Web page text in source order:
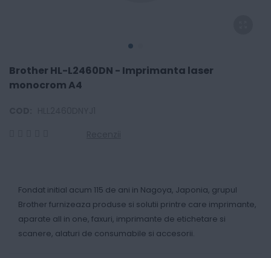
Brother HL-L2460DN - Imprimanta laser
monocrom A4
Fondat initial acum 115 de ani in Nagoya, Japonia, grupul
Brother furnizeaza produse si solutii printre care imprimante,
aparate all in one, faxuri, imprimante de etichetare si
scanere, alaturi de consumabile si accesorii.